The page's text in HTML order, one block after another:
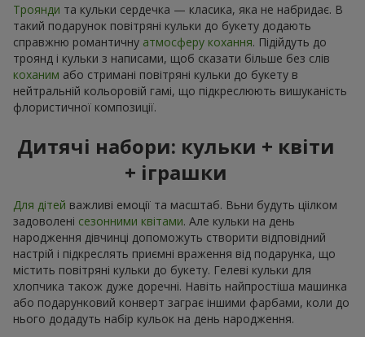
Троянди та кульки сердечка — класика, яка не набридає. В
такий подарунок повітряні кульки до букету додають
справжню романтичну атмосферу кохання. Підійдуть до
троянд і кульки з написами, щоб сказати більше без слів
коханим або стримані повітряні кульки до букету в
нейтральній кольоровій гамі, що підкреслюють вишуканість
флористичної композиції.
Дитячі набори: кульки + квіти
+ іграшки
Для дітей важливі емоції та масштаб. Вьни будуть ціілком
задоволені сезонними квітами. Але кульки на день
народження дівчинці допоможуть створити відповідний
настрій і підкреслять приємні враження від подарунка, що
містить повітряні кульки до букету. Гелеві кульки для
хлопчика також дуже доречні. Навіть найпростіша машинка
або подарунковий конверт заграє іншими фарбами, коли до
нього додадуть набір кульок на день народження.